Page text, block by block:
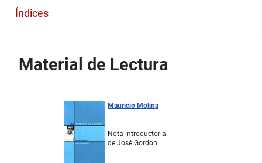
Índices
Material de Lectura
Mauricio Molina
Nota introductoria
de José Gordon